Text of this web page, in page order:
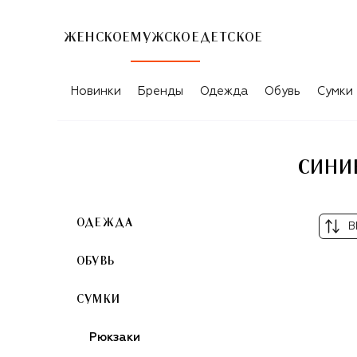
ЖЕНСКОЕ МУЖСКОЕ ДЕТСКОЕ
СИНИЕ МУЖСКИЕ ПОРТФЕЛИ DIRK
Новинки Бренды Одежда Обувь Сумки
ОДЕЖДА
ОБУВЬ
СУМКИ
Рюкзаки